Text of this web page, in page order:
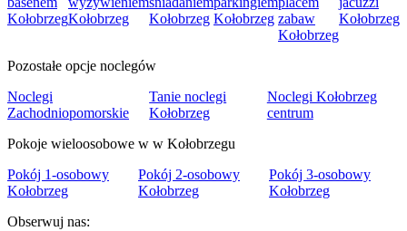
KołobrzegKołobrzeg
Kołobrzeg Kołobrzeg zabaw
Kołobrzeg
Kołobrzeg
Pozostałe opcje noclegów
Noclegi
Zachodniopomorskie
Tanie noclegi
Kołobrzeg
Noclegi Kołobrzeg
centrum
Pokoje wieloosobowe w w Kołobrzegu
Pokój 1-osobowy
Kołobrzeg
Pokój 2-osobowy
Kołobrzeg
Pokój 3-osobowy
Kołobrzeg
Obserwuj nas: